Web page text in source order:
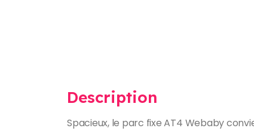
Description
Spacieux, le parc fixe AT4 Webaby